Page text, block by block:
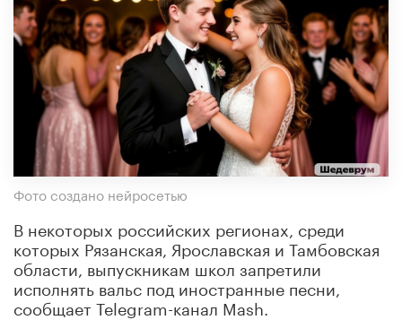
Фото создано нейросетью
В некоторых российских регионах, среди
которых Рязанская, Ярославская и Тамбовская
области, выпускникам школ запретили
исполнять вальс под иностранные песни,
сообщает Telegram-канал Mash.